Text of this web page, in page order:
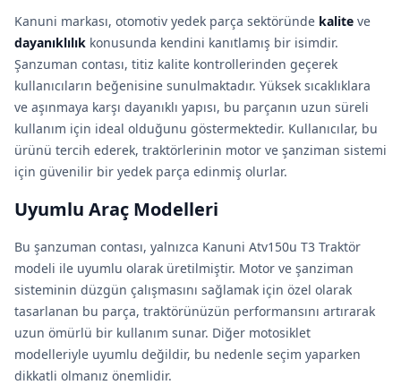
Kanuni markası, otomotiv yedek parça sektöründe kalite ve
dayanıklılık konusunda kendini kanıtlamış bir isimdir.
Şanzuman contası, titiz kalite kontrollerinden geçerek
kullanıcıların beğenisine sunulmaktadır. Yüksek sıcaklıklara
ve aşınmaya karşı dayanıklı yapısı, bu parçanın uzun süreli
kullanım için ideal olduğunu göstermektedir. Kullanıcılar, bu
ürünü tercih ederek, traktörlerinin motor ve şanziman sistemi
için güvenilir bir yedek parça edinmiş olurlar.
Uyumlu Araç Modelleri
Bu şanzuman contası, yalnızca Kanuni Atv150u T3 Traktör
modeli ile uyumlu olarak üretilmiştir. Motor ve şanziman
sisteminin düzgün çalışmasını sağlamak için özel olarak
tasarlanan bu parça, traktörünüzün performansını artırarak
uzun ömürlü bir kullanım sunar. Diğer motosiklet
modelleriyle uyumlu değildir, bu nedenle seçim yaparken
dikkatli olmanız önemlidir.